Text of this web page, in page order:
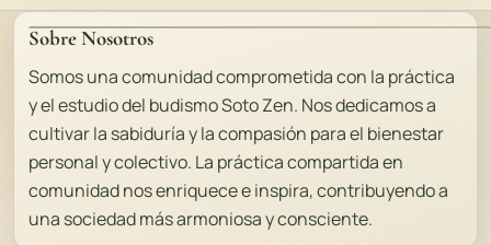
Sobre Nosotros
Somos una comunidad comprometida con la práctica
y el estudio del budismo Soto Zen. Nos dedicamos a
cultivar la sabiduría y la compasión para el bienestar
personal y colectivo. La práctica compartida en
comunidad nos enriquece e inspira, contribuyendo a
una sociedad más armoniosa y consciente.